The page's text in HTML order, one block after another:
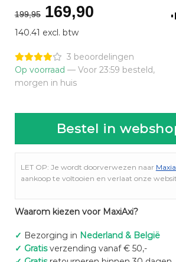
199,95 Oorspronkelijke
prijs
was:
€199,95.
169,90Huidige
€169,90.
140.41 excl. btw
3 beoordelingen
Op voorraad — Voor 23:59 besteld,
morgen in huis
Bestel in
LET OP: Je wordt doorverwezen naar
aankoop te voltooien en verlaat onze
Waarom kiezen voor MaxiAxi?
✓ Bezorging in Nederland & België
✓ Gratisverzending vanaf € 50,-